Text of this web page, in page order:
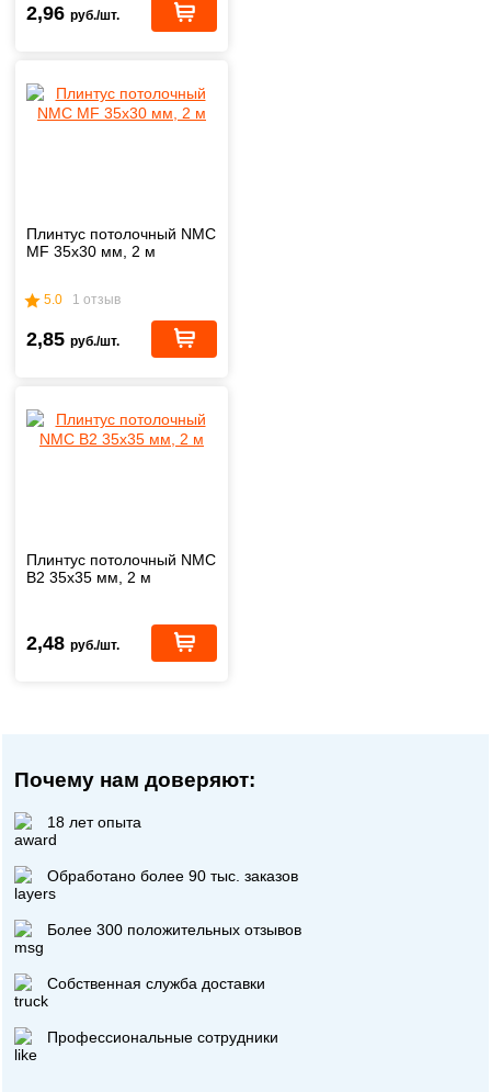
2,96 руб./шт.
Плинтус потолочный NMC
MF 35х30 мм, 2 м
5.0 1 отзыв
2,85 руб./шт.
Плинтус потолочный NMC
B2 35х35 мм, 2 м
2,48 руб./шт.
Почему нам доверяют:
18 лет опыта
Обработано более 90 тыс. заказов
Более 300 положительных отзывов
Собственная служба доставки
Профессиональные сотрудники